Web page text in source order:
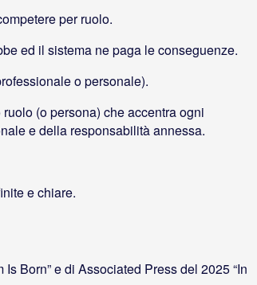
per ruolo.
ed il sistema ne paga le conseguenze.
o personale).
(o persona) che accentra ogni
e della responsabilità annessa.
e chiare.
Born” e di Associated Press del 2025 “In